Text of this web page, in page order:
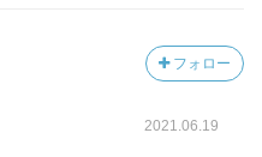
フォロー
2021.06.19